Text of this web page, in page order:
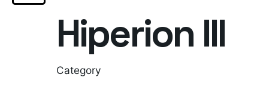
Hiperion III
Category